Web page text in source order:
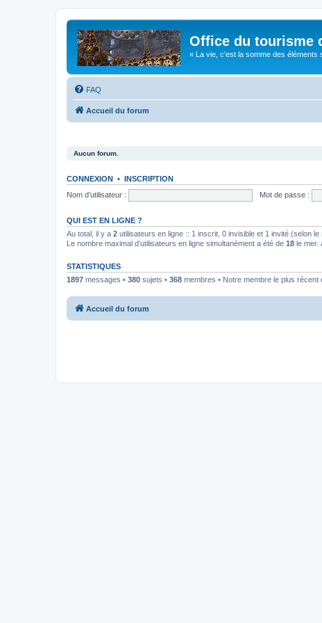
Office du tourisme
« La vie, c'est la somme des éléments
FAQ
Accueil du forum
Aucun forum.
CONNEXION • INSCRIPTION
Nom d’utilisateur :
Mot de passe :
QUI EST EN LIGNE ?
Au total, il y a 2 utilisateurs en ligne :: 1 inscrit, 0 invisible et 1 invité (selon
Le nombre maximal d’utilisateurs en ligne simultanément a été de 18 le mer.
STATISTIQUES
1897 messages • 380 sujets • 368 membres • Notre membre le plus récent
Accueil du forum